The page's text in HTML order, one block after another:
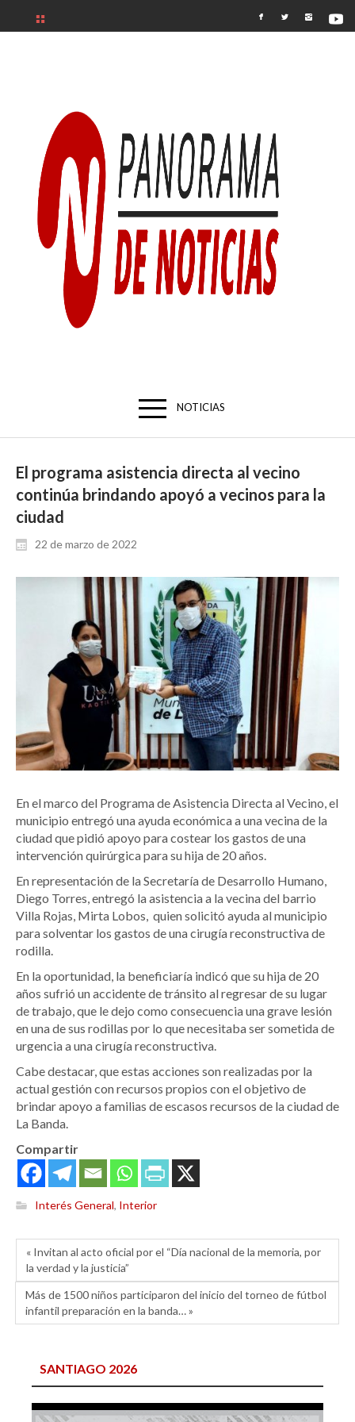
NOTICIAS
El programa asistencia directa al vecino
continúa brindando apoyó a vecinos para la
ciudad
22 de marzo de 2022
En el marco del Programa de Asistencia Directa al Vecino, el
municipio entregó una ayuda económica a una vecina de la
ciudad que pidió apoyo para costear los gastos de una
intervención quirúrgica para su hija de 20 años.
En representación de la Secretaría de Desarrollo Humano,
Diego Torres, entregó la asistencia a la vecina del barrio
Villa Rojas, Mirta Lobos, quien solicitó ayuda al municipio
para solventar los gastos de una cirugía reconstructiva de
rodilla.
En la oportunidad, la beneficiaría indicó que su hija de 20
años sufrió un accidente de tránsito al regresar de su lugar
de trabajo, que le dejo como consecuencia una grave lesión
en una de sus rodillas por lo que necesitaba ser sometida de
urgencia a una cirugía reconstructiva.
Cabe destacar, que estas acciones son realizadas por la
actual gestión con recursos propios con el objetivo de
brindar apoyo a familias de escasos recursos de la ciudad de
La Banda.
Compartir
Interés General, Interior
« Invitan al acto oficial por el “Día nacional de la memoria, por
la verdad y la justicia”
Más de 1500 niños participaron del inicio del torneo de fútbol
infantil preparación en la banda… »
SANTIAGO 2026